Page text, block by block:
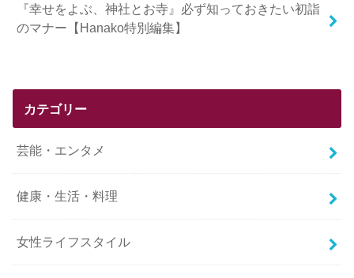
『幸せをよぶ、神社とお寺』必ず知っておきたい初詣
のマナー【Hanako特別編集】
カテゴリー
芸能・エンタメ
健康・生活・料理
女性ライフスタイル